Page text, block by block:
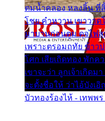
ตมน้ำคลอง หลงลิ้น ที่
โชย คำหวาน เขาวาด
มาบานก่อนตูม ดุจไฟสุ
เพราะตรอมฤทัย ข้าว
โศก เสียเถิดทอง พักค
เขาจะว่า ลูกเจ้าเกิดม
จะตั้งชื่อให้ ว่าไอ้บังเอิ
บัวทองร้องไห้ - เทพพ